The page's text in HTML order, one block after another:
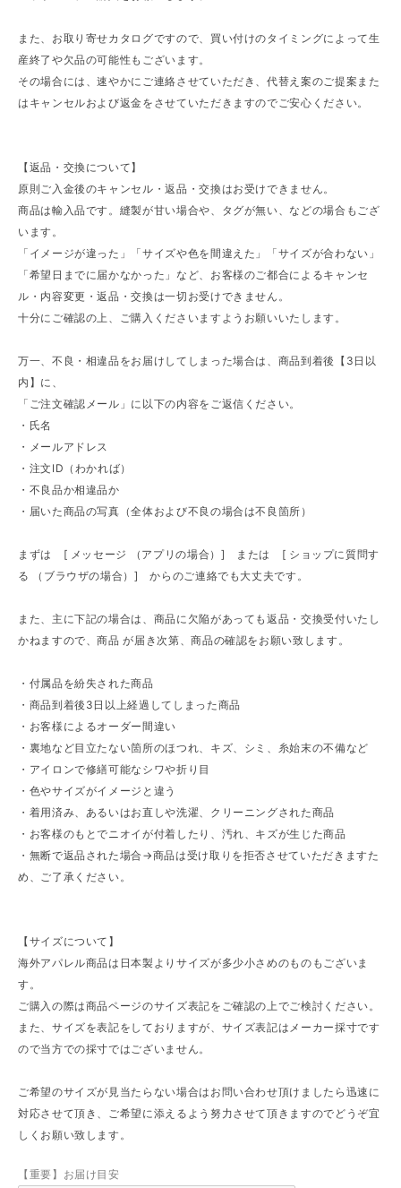
また、お取り寄せカタログですので、買い付けのタイミングによって生
産終了や欠品の可能性もございます。
その場合には、速やかにご連絡させていただき、代替え案のご提案また
はキャンセルおよび返金をさせていただきますのでご安心ください。
【返品・交換について】
原則ご入金後のキャンセル・返品・交換はお受けできません。
商品は輸入品です。縫製が甘い場合や、タグが無い、などの場合もござ
います。
「イメージが違った」「サイズや色を間違えた」「サイズが合わない」
「希望日までに届かなかった」など、お客様のご都合によるキャンセ
ル・内容変更・返品・交換は一切お受けできません。
十分にご確認の上、ご購入くださいますようお願いいたします。
万一、不良・相違品をお届けしてしまった場合は、商品到着後【3日以
内】に、
「ご注文確認メール」に以下の内容をご返信ください。
・氏名
・メールアドレス
・注文ID（わかれば）
・不良品か相違品か
・届いた商品の写真（全体および不良の場合は不良箇所）
まずは [ メッセージ （アプリの場合）] または [ ショップに質問す
る （ブラウザの場合）] からのご連絡でも大丈夫です。
また、主に下記の場合は、商品に欠陥があっても返品・交換受付いたし
かねますので、商品 が届き次第、商品の確認をお願い致します。
・付属品を紛失された商品
・商品到着後3日以上経過してしまった商品
・お客様によるオーダー間違い
・裏地など目立たない箇所のほつれ、キズ、シミ、糸始末の不備など
・アイロンで修繕可能なシワや折り目
・色やサイズがイメージと違う
・着用済み、あるいはお直しや洗濯、クリーニングされた商品
・お客様のもとでニオイが付着したり、汚れ、キズが生じた商品
・無断で返品された場合→商品は受け取りを拒否させていただきますた
め、ご了承ください。
【サイズについて】
海外アパレル商品は日本製よりサイズが多少小さめのものもございま
す。
ご購入の際は商品ページのサイズ表記をご確認の上でご検討ください。
また、サイズを表記をしておりますが、サイズ表記はメーカー採寸です
ので当方での採寸ではございません。
ご希望のサイズが見当たらない場合はお問い合わせ頂けましたら迅速に
対応させて頂き、ご希望に添えるよう努力させて頂きますのでどうぞ宜
しくお願い致します。
【重要】お届け目安